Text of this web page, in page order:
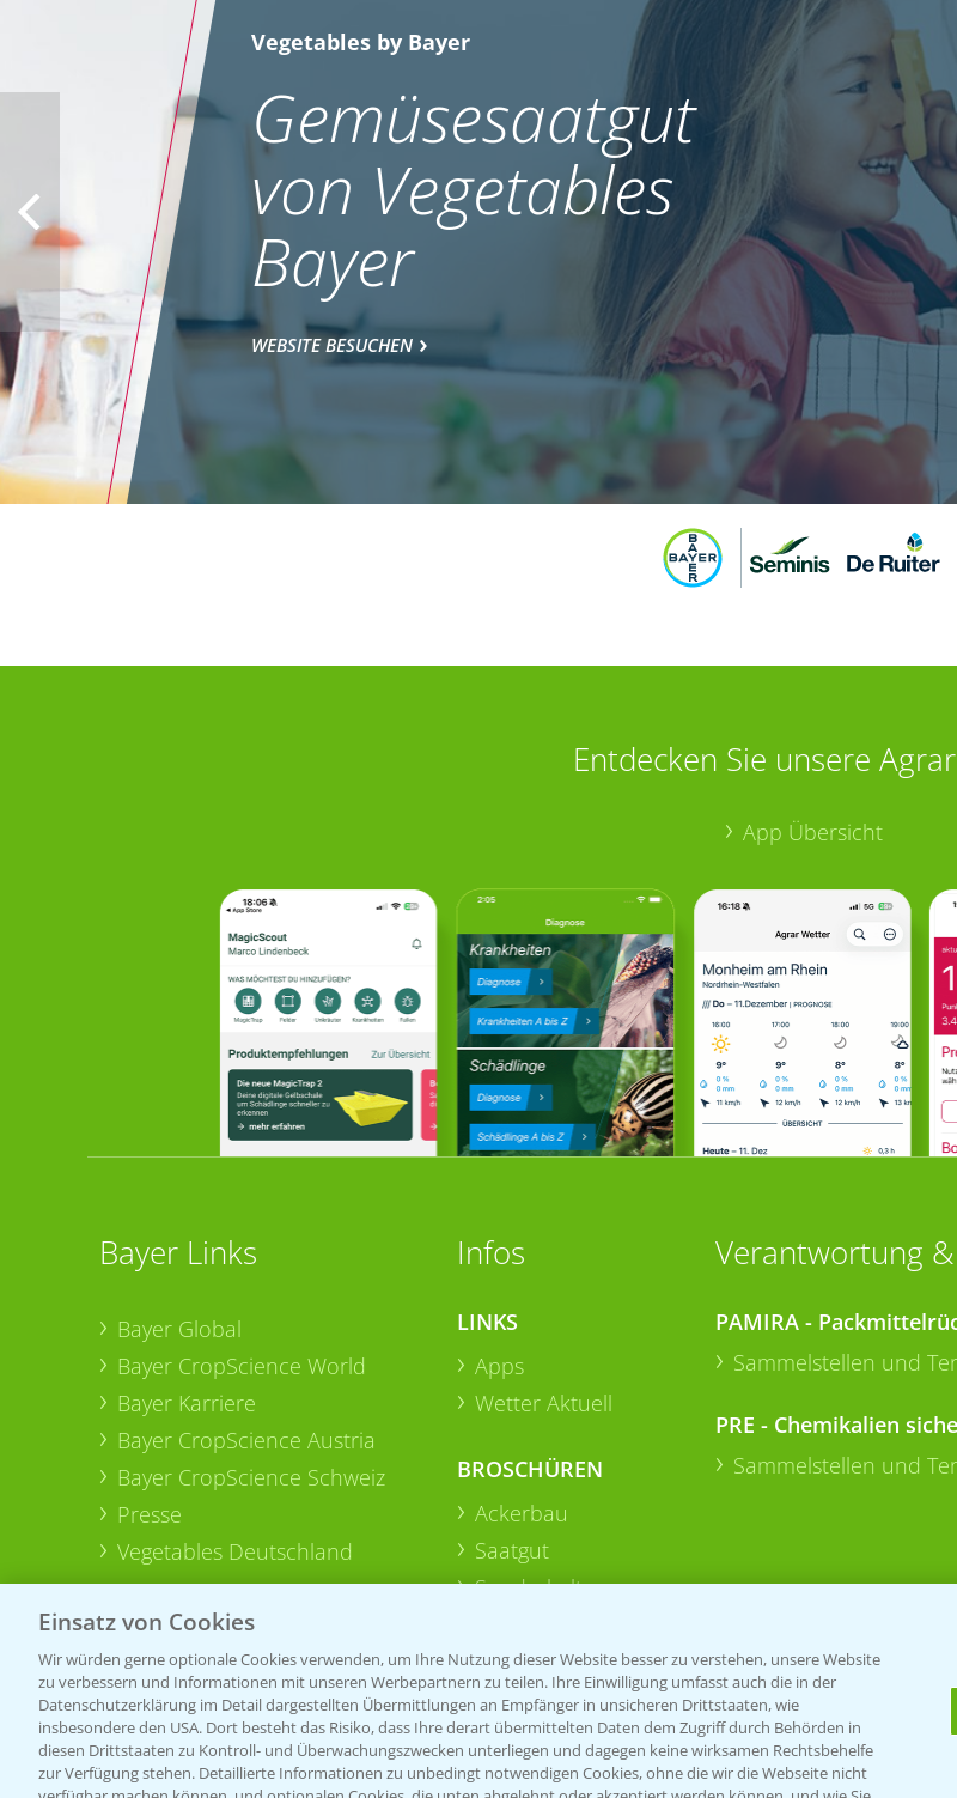
Vegetables by Bayer
Gemüsesaatgut
von Vegetables
Bayer
WEBSITE BESUCHEN
Entdecken Sie unsere
App Übersicht
Bayer Links
Bayer Global
Bayer CropScience World
Bayer Karriere
Bayer CropScience Austria
Bayer CropScience Schweiz
Presse
Vegetables Deutschland
Infos
LINKS
Apps
Wetter Aktuell
BROSCHÜREN
Ackerbau
Saatgut
Sonderkulturen
Verantwortung
PAMIRA -
Sammelstellen und
PRE - Chemikalien
Sammelstellen und
Einsatz von Cookies
Wir würden gerne optionale Cookies verwenden, um Ihre Nutzung dieser Website besser zu verstehen, unsere Website
zu verbessern und Informationen mit unseren Werbepartnern zu teilen. Ihre Einwilligung umfasst auch die in der
Datenschutzerklärung im Detail dargestellten Übermittlungen an Empfänger in unsicheren Drittstaaten, wie
insbesondere den USA. Dort besteht das Risiko, dass Ihre derart übermittelten Daten dem Zugriff durch Behörden in
diesen Drittstaaten zu Kontroll- und Überwachungszwecken unterliegen und dagegen keine wirksamen Rechtsbehelfe
zur Verfügung stehen. Detaillierte Informationen zu unbedingt notwendigen Cookies, ohne die wir die Webseite nicht